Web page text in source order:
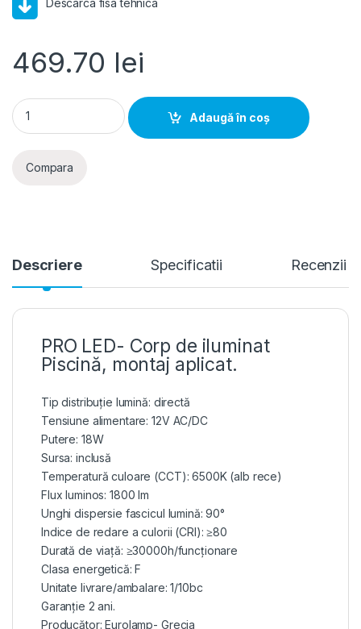
469.70 lei
PRO LED- Corp iluminat Piscina 18W, 12V AC/DC, 6500K
Adaugă în coș
Compara
Descriere Specificatii Recenzii
PRO LED- Corp de iluminat
Piscină, montaj aplicat.
Tip distribuție lumină: directă
Tensiune alimentare: 12V AC/DC
Putere: 18W
Sursa: inclusă
Temperatură culoare (CCT): 6500K (alb rece)
Flux luminos: 1800 lm
Unghi dispersie fascicul lumină: 90°
Indice de redare a culorii (CRI): ≥80
Durată de viață: ≥30000h/funcționare
Clasa energetică: F
Unitate livrare/ambalare: 1/10bc
Garanție 2 ani.
Producător: Eurolamp- Grecia